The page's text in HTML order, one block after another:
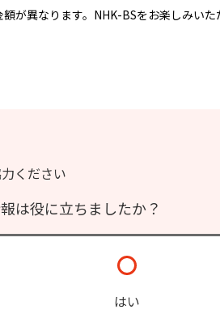
が異なります。NHK-BSをお楽しみい
ください
は役に立ちましたか？
はい